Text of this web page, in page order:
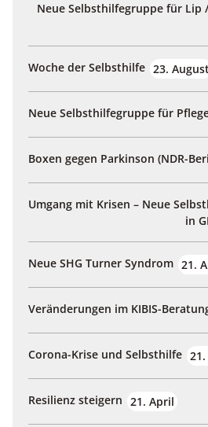
Neue Selbsthilfegruppe für Lip
Woche der Selbsthilfe 23. August
Neue Selbsthilfegruppe für
Boxen gegen Parkinson (NDR-
Umgang mit Krisen – Neue
in
Neue SHG Turner Syndrom 21.
Veränderungen im KIBIS-
Corona-Krise und Selbsthilfe
Resilienz steigern 21. April